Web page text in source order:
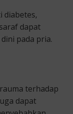
diabetes,
dapat
pada pria.
terhadap
dapat